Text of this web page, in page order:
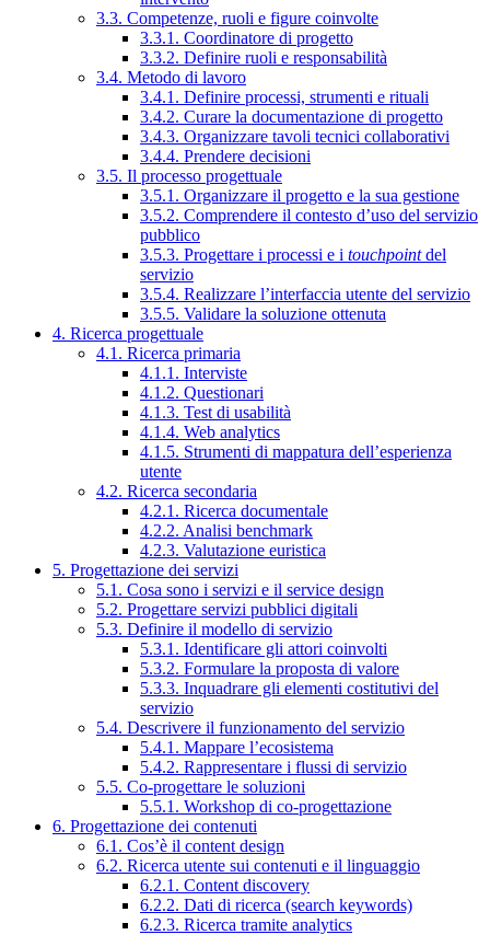
3.3. Competenze, ruoli e figure coinvolte
3.3.1. Coordinatore di progetto
3.3.2. Definire ruoli e responsabilità
3.4. Metodo di lavoro
3.4.1. Definire processi, strumenti e rituali
3.4.2. Curare la documentazione di progetto
3.4.3. Organizzare tavoli tecnici collaborativi
3.4.4. Prendere decisioni
3.5. Il processo progettuale
3.5.1. Organizzare il progetto e la sua gestione
3.5.2. Comprendere il contesto d’uso del servizio
pubblico
3.5.3. Progettare i processi e i touchpointdel
servizio
3.5.4. Realizzare l’interfaccia utente del servizio
3.5.5. Validare la soluzione ottenuta
4. Ricerca progettuale
4.1. Ricerca primaria
4.1.1. Interviste
4.1.2. Questionari
4.1.3. Test di usabilità
4.1.4. Web analytics
4.1.5. Strumenti di mappatura dell’esperienza
utente
4.2. Ricerca secondaria
4.2.1. Ricerca documentale
4.2.2. Analisi benchmark
4.2.3. Valutazione euristica
5. Progettazione dei servizi
5.1. Cosa sono i servizi e il service design
5.2. Progettare servizi pubblici digitali
5.3. Definire il modello di servizio
5.3.1. Identificare gli attori coinvolti
5.3.2. Formulare la proposta di valore
5.3.3. Inquadrare gli elementi costitutivi del
servizio
5.4. Descrivere il funzionamento del servizio
5.4.1. Mappare l’ecosistema
5.4.2. Rappresentare i flussi di servizio
5.5. Co-progettare le soluzioni
5.5.1. Workshop di co-progettazione
6. Progettazione dei contenuti
6.1. Cos’è il content design
6.2. Ricerca utente sui contenuti e il linguaggio
6.2.1. Content discovery
6.2.2. Dati di ricerca (search keywords)
6.2.3. Ricerca tramite analytics